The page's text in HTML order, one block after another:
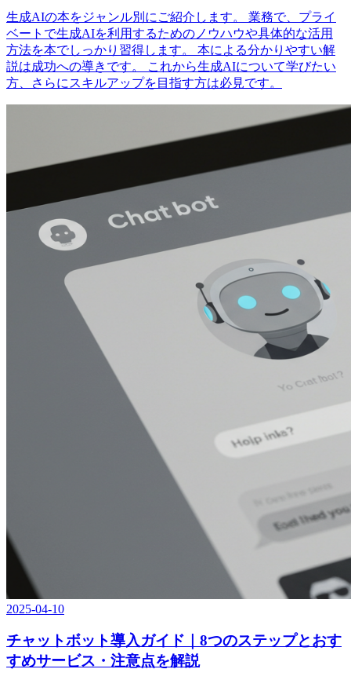
生成AIの本をジャンル別にご紹介します。 業務で、プライ
ベートで生成AIを利用するためのノウハウや具体的な活用
方法を本でしっかり習得します。 本による分かりやすい解
説は成功への導きです。 これから生成AIについて学びたい
方、さらにスキルアップを目指す方は必見です。
2025-04-10
チャットボット導入ガイド｜8つのステップとおす
すめサービス・注意点を解説